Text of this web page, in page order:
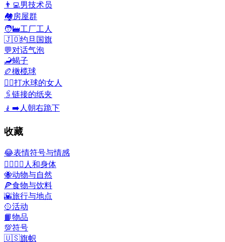
👨‍💻男技术员
🏘️房屋群
🧑‍🏭工厂工人
🇯🇴约旦国旗
💬对话气泡
🦂蝎子
🏉橄榄球
🤽‍♀️打水球的女人
🖇️ 链接的纸夹
🧎‍➡️ 人朝右跪下
收藏
😂表情符号与情感
👩‍❤️‍💋‍👨 人和身体
🐝动物与自然
🍕食物与饮料
🌇旅行与地点
🥎活动
📙物品
💯符号
🇺🇸旗帜